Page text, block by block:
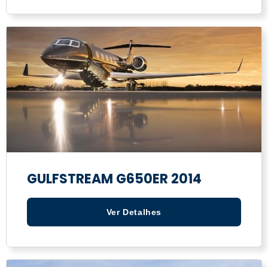
GULFSTREAM G650ER 2014
Ver Detalhes